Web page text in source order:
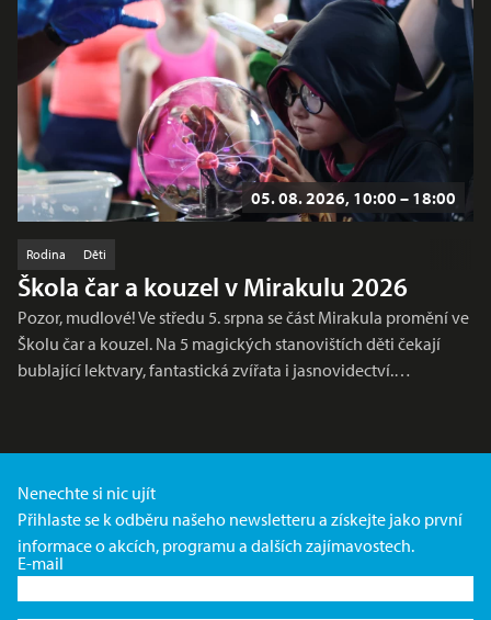
05. 08. 2026, 10:00 – 18:00
Rodina Děti
Škola čar a kouzel v Mirakulu 2026
Pozor, mudlové! Ve středu 5. srpna se část Mirakula promění ve
Školu čar a kouzel. Na 5 magických stanovištích děti čekají
bublající lektvary, fantastická zvířata i jasnovidectví.…
Nenechte si nic ujít
Přihlaste se k odběru našeho newsletteru a získejte jako první
informace o akcích, programu a dalších zajímavostech.
E-mail